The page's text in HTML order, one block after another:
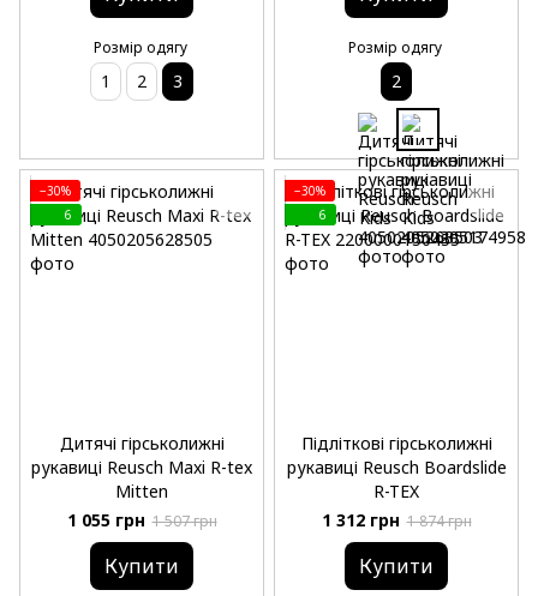
Розмір одягу
1 2 3
Розмір одягу
2
−30%
6
Дитячі гірськолижні
рукавиці Reusch Maxi R-tex
Mitten
1 055 грн 1 507 грн
Купити
−30%
6
Підліткові гірськолижні
рукавиці Reusch Boardslide
R-TEX
1 312 грн 1 874 грн
Купити